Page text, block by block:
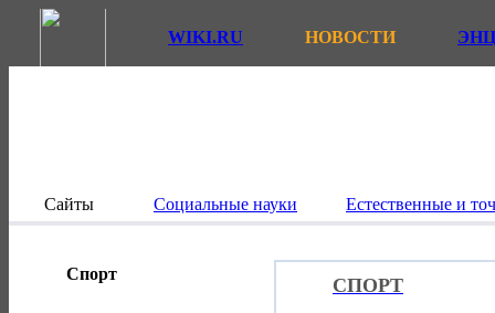
WIKI.RU НОВОСТИ
Сайты Социальные науки Естественные и
Спорт
СПОРТ